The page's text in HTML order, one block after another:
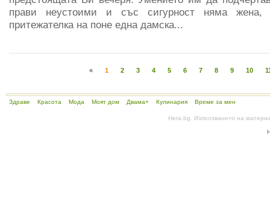
прави неустоими и със сигурност няма
притежателка на поне една дамска...
« 1 2 3 4 5 6 7 8 9 10
Здраве Красота Мода Моят дом Двама+ Кулинария Време за мен
Hera.bg. Използването на